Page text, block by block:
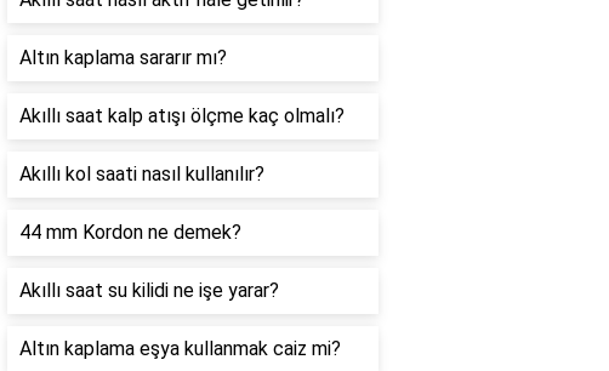
Altın kaplama sararır mı?
Akıllı saat kalp atışı ölçme kaç olmalı?
Akıllı kol saati nasıl kullanılır?
44 mm Kordon ne demek?
Akıllı saat su kilidi ne işe yarar?
Altın kaplama eşya kullanmak caiz mi?